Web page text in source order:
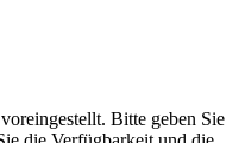
Bitte geben Sie